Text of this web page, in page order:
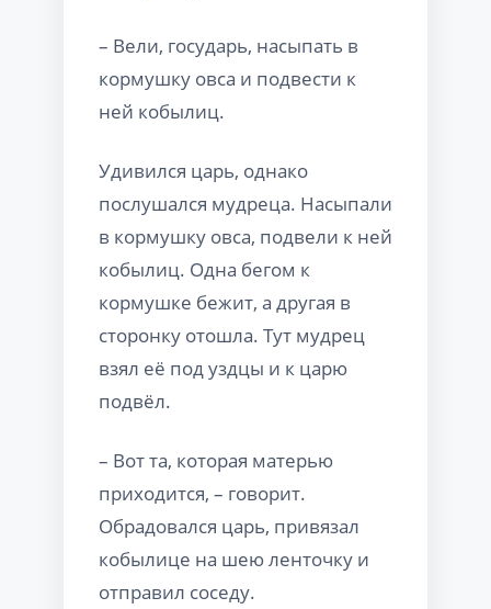
– Вели, государь, насыпать в
кормушку овса и подвести к
ней кобылиц.
Удивился царь, однако
послушался мудреца. Насыпали
в кормушку овса, подвели к ней
кобылиц. Одна бегом к
кормушке бежит, а другая в
сторонку отошла. Тут мудрец
взял её под уздцы и к царю
подвёл.
– Вот та, которая матерью
приходится, – говорит.
Обрадовался царь, привязал
кобылице на шею ленточку и
отправил соседу.